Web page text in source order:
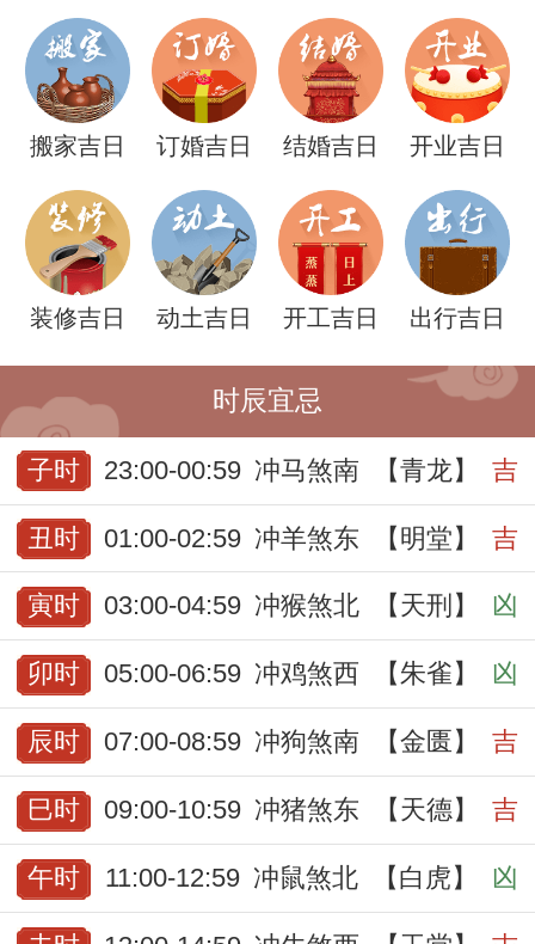
搬家吉日 订婚吉日 结婚吉日 开业吉日
装修吉日 动土吉日 开工吉日 出行吉日
时辰宜忌
子时 23:00-00:59 冲马煞南 【青龙】 吉
丑时 01:00-02:59 冲羊煞东 【明堂】 吉
寅时 03:00-04:59 冲猴煞北 【天刑】 凶
卯时 05:00-06:59 冲鸡煞西 【朱雀】 凶
辰时 07:00-08:59 冲狗煞南 【金匮】 吉
巳时 09:00-10:59 冲猪煞东 【天德】 吉
午时 11:00-12:59 冲鼠煞北 【白虎】 凶